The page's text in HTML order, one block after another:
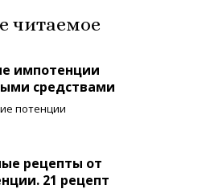
читаемое
импотенции
средствами
потенции
рецепты от
21 рецепт